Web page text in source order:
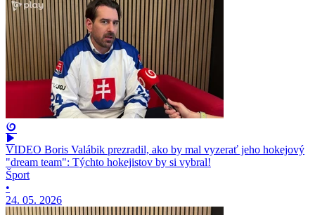
VIDEO Boris Valábik prezradil, ako by mal vyzerať jeho hokejový
"dream team": Týchto hokejistov by si vybral!
Šport
•
24. 05. 2026